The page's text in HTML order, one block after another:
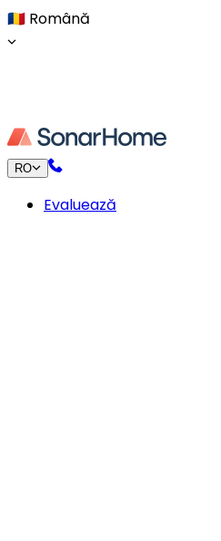
🇷🇴 Română
RO
Evaluează